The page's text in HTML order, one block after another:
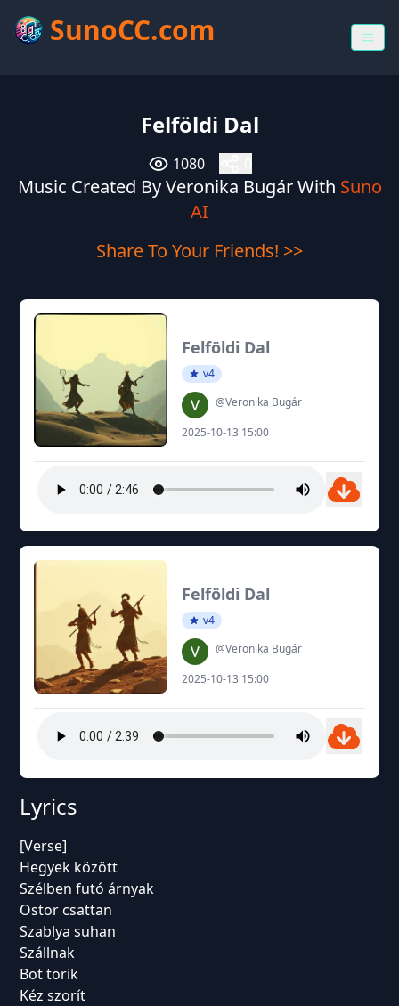
SunoCC.com
Felföldi Dal
1080
Music Created By Veronika Bugár With Suno
AI
Share To Your Friends! >>
Felföldi Dal
v4
@Veronika Bugár
2025-10-13 15:00
Felföldi Dal
v4
@Veronika Bugár
2025-10-13 15:00
Lyrics
[Verse]
Hegyek között
Szélben futó árnyak
Ostor csattan
Szablya suhan
Szállnak
Bot törik
Kéz szorít